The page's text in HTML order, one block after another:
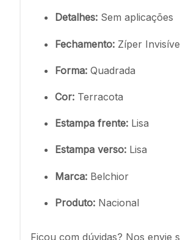
Detalhes: Sem aplicações
Fechamento: Zíper
Forma: Quadrada
Cor: Terracota
Estampa frente: Lisa
Estampa verso: Lisa
Marca: Belchior
Produto: Nacional
Ficou com dúvidas? Nos envie